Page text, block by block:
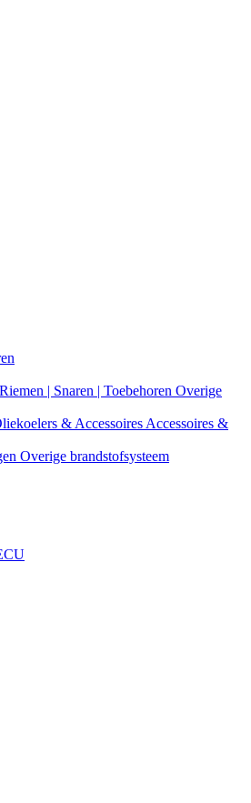
Riemen | Snaren | Toebehoren Overige
& Accessoires Accessoires &
Overige brandstofsysteem